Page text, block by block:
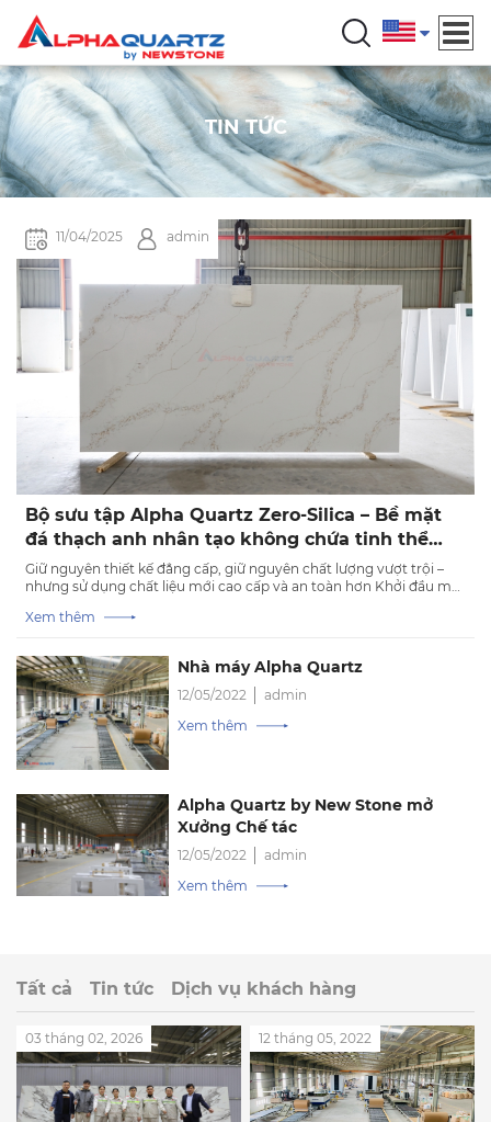
TIN TỨC
11/04/2025 admin
Bộ sưu tập Alpha Quartz Zero-Silica – Bề mặt
đá thạch anh nhân tạo không chứa tinh thể
silica
Giữ nguyên thiết kế đẳng cấp, giữ nguyên chất lượng vượt trội –
nhưng sử dụng chất liệu mới cao cấp và an toàn hơn Khởi đầu một
Xem thêm
Nhà máy Alpha Quartz
12/05/2022
admin
Xem thêm
Alpha Quartz by New Stone mở
Xưởng Chế tác
12/05/2022
admin
Xem thêm
Tất cả Tin tức Dịch vụ khách hàng
03 tháng 02, 2026 12 tháng 05, 2022